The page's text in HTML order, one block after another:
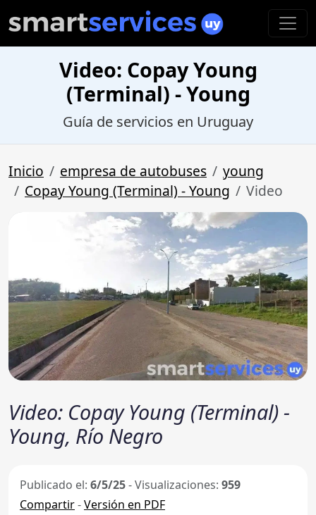
Video: Copay Young
(Terminal) - Young
Guía de servicios en Uruguay
Inicio empresa de autobuses
young
Copay Young (Terminal) - Young
Video
Video: Copay Young (Terminal) -
Young, Río Negro
Publicado el: 6/5/25- Visualizaciones: 959
Compartir-Versión en PDF